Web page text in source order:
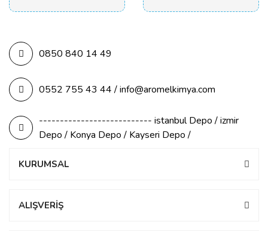
0850 840 14 49
0552 755 43 44 / info@aromelkimya.com
--------------------------- istanbul Depo / izmir
Depo / Konya Depo / Kayseri Depo /
KURUMSAL
ALIŞVERİŞ